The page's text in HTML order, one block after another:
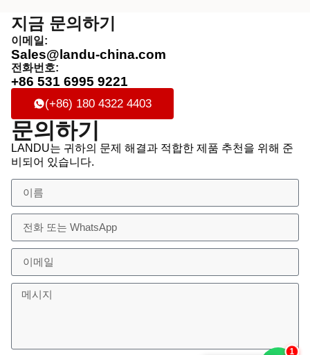
지금 문의하기
이메일:
Sales@landu-china.com
전화번호:
+86 531 6995 9221
(+86) 180 4322 4403
문의하기
LANDU는 귀하의 문제 해결과 적합한 제품 추천을 위해 준
비되어 있습니다.
2